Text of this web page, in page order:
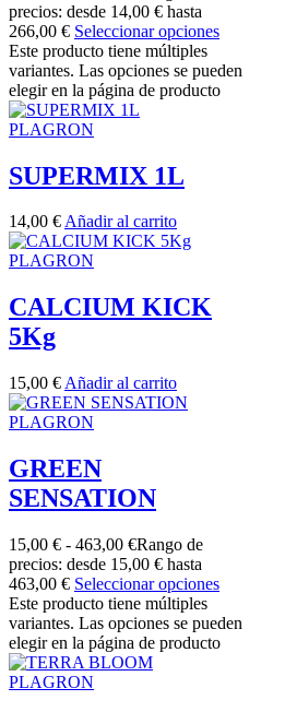
precios: desde 14,00 € hasta
266,00 € Seleccionar opciones
Este producto tiene múltiples
variantes. Las opciones se pueden
elegir en la página de producto
PLAGRON
SUPERMIX 1L
14,00 €Añadir al carrito
PLAGRON
CALCIUM KICK
5Kg
15,00 € Añadir al carrito
PLAGRON
GREEN
SENSATION
15,00 € - 463,00 €Rango de
precios: desde 15,00 € hasta
463,00 € Seleccionar opciones
Este producto tiene múltiples
variantes. Las opciones se pueden
elegir en la página de producto
PLAGRON